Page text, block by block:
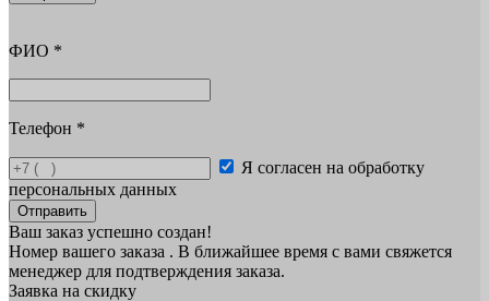
ФИО *
Телефон *
Я согласен на обработку
персональных данных
Отправить
Ваш заказ успешно создан!
Номер вашего заказа . В ближайшее время с вами свяжется
менеджер для подтверждения заказа.
Заявка на скидку